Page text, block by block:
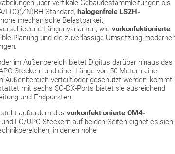
über vertikale Gebäudestammleitungen bis
I-DQ(ZN)BH-Standard, halogenfreie LSZH-
mechanische Belastbarkeit,
Längenvarianten, wie vorkonfektionierte
Planung und die zuverlässige Umsetzung moderner
im Außenbereich bietet Digitus darüber hinaus das
Steckern und einer Länge von 50 Metern eine
Außenbereich verteilt oder geschützt werden, kommt
mit sechs SC-DX-Ports bietet sie ausreichend
und Endpunkten.
außerdem das vorkonfektionierte OM4-
LC/UPC-Steckern auf beiden Seiten eignet es sich
in denen hohe